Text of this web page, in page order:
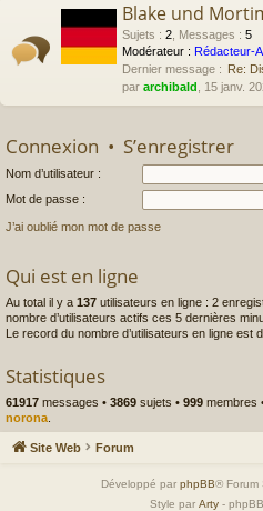
Blake und
Sujets : 2 Messages : 5
Modérateur : Rédacteur-
Dernier message : Re:
par archibald , 15 janv.
Connexion • S’enregistrer
Nom d’utilisateur :
Mot de passe :
J’ai oublié mon mot de passe
Qui est en ligne
Au total il y a 137 utilisateurs en ligne : 2
nombre d’utilisateurs actifs ces 5 dernières
Le record du nombre d’utilisateurs en ligne est
Statistiques
61917 messages • 3869 sujets • 999 membres
norona
Site Web Forum
Développé par phpBB® Forum
Style par Arty -